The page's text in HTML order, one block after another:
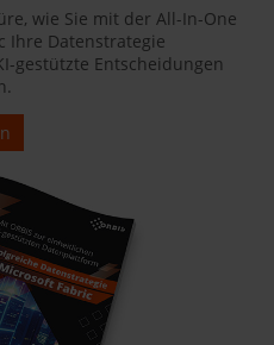
wie Sie mit der All-In-One
Ihre Datenstrategie
gestützte Entscheidungen